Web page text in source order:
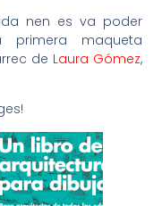
nen es va poder
maqueta
de Laura Gómez,